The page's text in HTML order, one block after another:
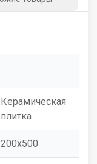
Керамическая
плитка
200x500